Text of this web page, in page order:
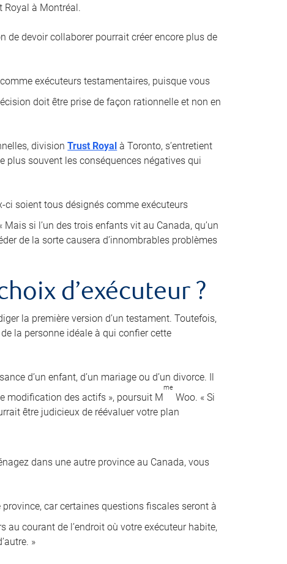
Royal à Montréal.
de devoir collaborer pourrait créer encore plus de
exécuteurs testamentaires, puisque vous
doit être prise de façon rationnelle et non en
divisionTrust Royal à Toronto, s’entretient
plus souvent les conséquences négatives qui
ci soient tous désignés comme exécuteurs
Mais si l’un des trois enfants vit au Canada, qu’un
de la sorte causera d’innombrables problèmes
d’exécuteur ?
la première version d’un testament. Toutefois,
la personne idéale à qui confier cette
d’un enfant, d’un mariage ou d’un divorce. Il
modification des actifs », poursuit M
me
Woo. « Si
être judicieux de réévaluer votre plan
dans une autre province au Canada, vous
car certaines questions fiscales seront à
au courant de l’endroit où votre exécuteur habite,
»